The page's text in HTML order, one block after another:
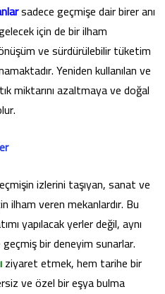
sadece geçmişe dair birer anı
için de bir ilham
ve sürdürülebilir tüketim
Yeniden kullanılan ve
miktarını azaltmaya ve doğal
izlerini taşıyan, sanat ve
ilham veren mekanlardır. Bu
yapılacak yerler değil, aynı
bir deneyim sunarlar.
ziyaret etmek, hem tarihe bir
ve özel bir eşya bulma